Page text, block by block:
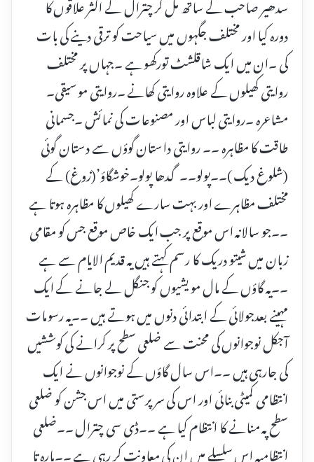
دورہ کیا اور مختلف جگہوں میں سیاحت کو ترقی دینے کی بات
کی ۔ان میں ایک شاقلشٹ تورکھو ہے ۔جہاں پر مختلف
روایتی کھیلوں کے علاوہ روایتی کھانے ۔روایتی موسیقی۔
مشاعرہ ۔روایتی لباس اور مصنوعات کی نمائش ۔جسمانی
طاقت کا مظاہرہ ۔۔ روایتی داستان گوؤں سے دستان گوئی
(شلوغ دیک )۔۔پولو۔۔گدھا پولو۔خوشگاؤ’(زوغ) کے
مختلف مظاہرے اور بہت سارے کھیلوں کا مظاہرہ ہوتا ہے
۔۔جو سالانہ اس موقع پر جب ایک خاص موقع جس کو مقامی
زبان میں شیتو دریک کا رسم کہتے ہیں یہ قدیم الایام سے ہے
۔۔یہ گاؤں کے مال مویشیوں کو جنگل لے جانے کے ایک
مہینے بعدجولائی کے ابتدائی دنوں میں ہوتے ہیں ۔۔یہ رسومات
آجکل نوجوانوں کی محنت سے ضلعی سطح پر کرانے کی کوششیں
کی جارہی ہیں ۔۔اس سال گاؤں کے نوجوانوں نے ایک
انتظامی کمیٹی بنائی اور اس کی سر پرستی میں اس جشن کو ضلعی
سطح پہ منانے کا انتظام کیا ہے ۔۔ڈی سی چترال ۔۔ضلعی
انتظامیہ اس سلسلے میں ان کی معاونت کر رہی ہے ۔۔بارہ تا